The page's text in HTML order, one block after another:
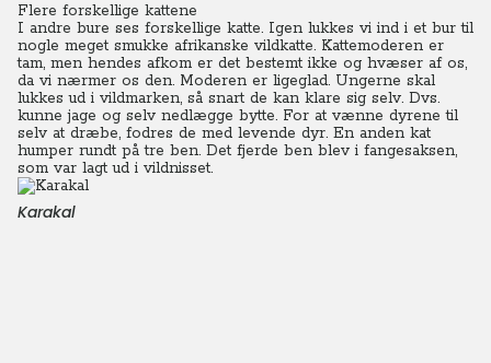
Flere forskellige kattene
I andre bure ses forskellige katte. Igen lukkes vi ind i et bur til
nogle meget smukke afrikanske vildkatte. Kattemoderen er
tam, men hendes afkom er det bestemt ikke og hvæser af os,
da vi nærmer os den. Moderen er ligeglad. Ungerne skal
lukkes ud i vildmarken, så snart de kan klare sig selv. Dvs.
kunne jage og selv nedlægge bytte. For at vænne dyrene til
selv at dræbe, fodres de med levende dyr. En anden kat
humper rundt på tre ben. Det fjerde ben blev i fangesaksen,
som var lagt ud i vildnisset.
Karakal